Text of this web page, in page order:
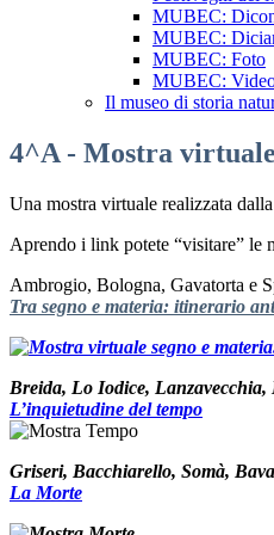
MUBEC:
MUBEC:
MUBEC: Foto
MUBEC:
Il museo di storia
4^A - Mostra virtuale
Una mostra virtuale realizzata
Aprendo i link potete “visitare” le
Ambrogio, Bologna, Gavatorta e
Tra segno e materia: itinerario
Breida, Lo Iodice, Lanzavecchia,
L’inquietudine del tempo
Griseri, Bacchiarello, Somà,
La Morte